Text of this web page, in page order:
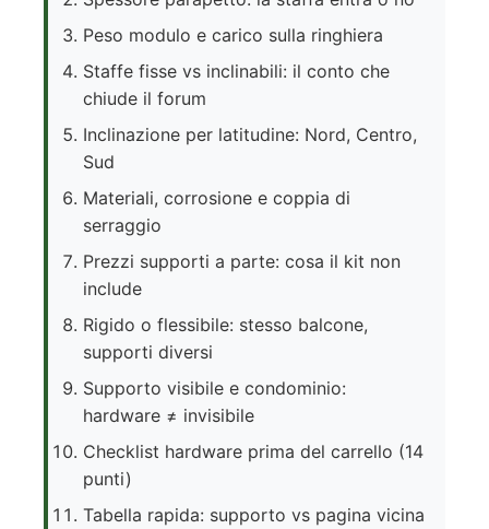
Peso modulo e carico sulla ringhiera
Staffe fisse vs inclinabili: il conto che
chiude il forum
Inclinazione per latitudine: Nord, Centro,
Sud
Materiali, corrosione e coppia di
serraggio
Prezzi supporti a parte: cosa il kit non
include
Rigido o flessibile: stesso balcone,
supporti diversi
Supporto visibile e condominio:
hardware ≠ invisibile
Checklist hardware prima del carrello (14
punti)
Tabella rapida: supporto vs pagina vicina